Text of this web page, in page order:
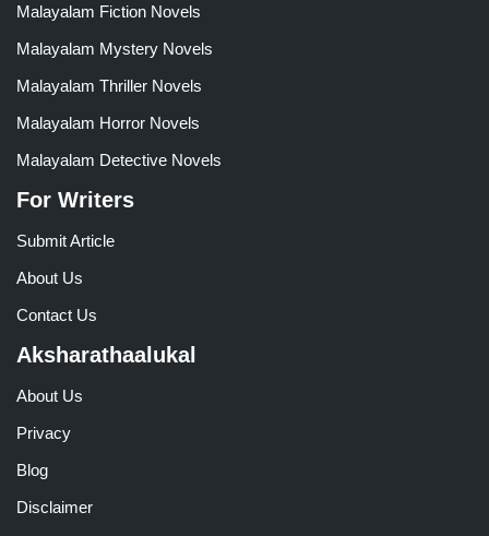
Malayalam Fiction Novels
Malayalam Mystery Novels
Malayalam Thriller Novels
Malayalam Horror Novels
Malayalam Detective Novels
For Writers
Submit Article
About Us
Contact Us
Aksharathaalukal
About Us
Privacy
Blog
Disclaimer